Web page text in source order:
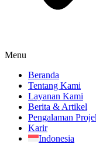
Menu
Beranda
Tentang Kami
Layanan Kami
Berita & Artikel
Pengalaman
Karir
Indonesia